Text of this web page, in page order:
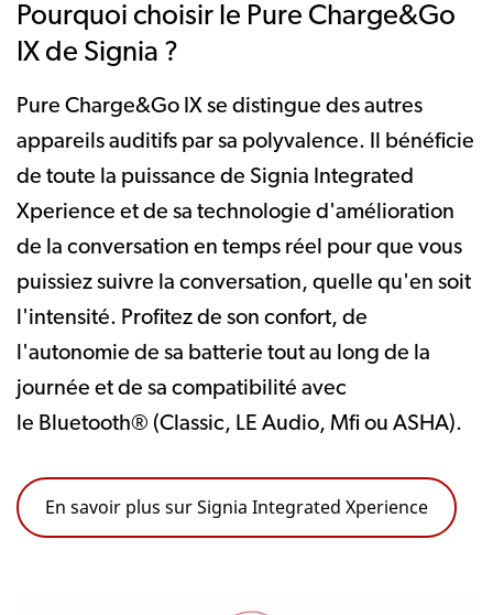
Pourquoi choisir le Pure Charge&Go
IX de Signia ?
Pure Charge&Go IX se distingue des autres
appareils auditifs par sa polyvalence. Il bénéficie
de toute la puissance de Signia Integrated
Xperience et de sa technologie d'amélioration
de la conversation en temps réel pour que vous
puissiez suivre la conversation, quelle qu'en soit
l'intensité. Profitez de son confort, de
l'autonomie de sa batterie tout au long de la
journée et de sa compatibilité avec
le Bluetooth® (Classic, LE Audio, Mfi ou ASHA).
En savoir plus sur Signia Integrated Xperience